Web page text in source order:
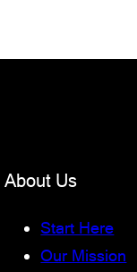
About Us
Start Here
Our Mission